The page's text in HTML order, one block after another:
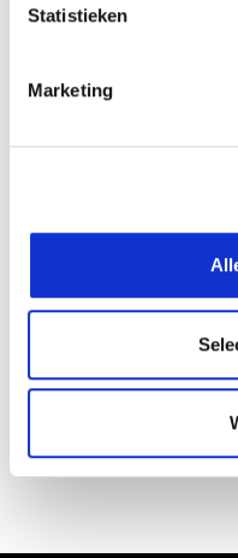
Statistieken
Marketing
Oh'Green
Duurzaamheid
Follow us on social media